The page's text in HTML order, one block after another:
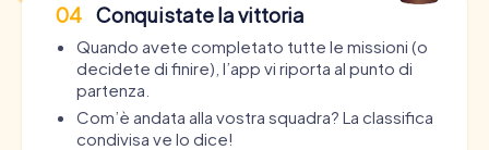
04 Conquistate la vittoria
Quando avete completato tutte le missioni (o
decidete di finire), l’app vi riporta al punto di
partenza.
Com’è andata alla vostra squadra? La classifica
condivisa ve lo dice!